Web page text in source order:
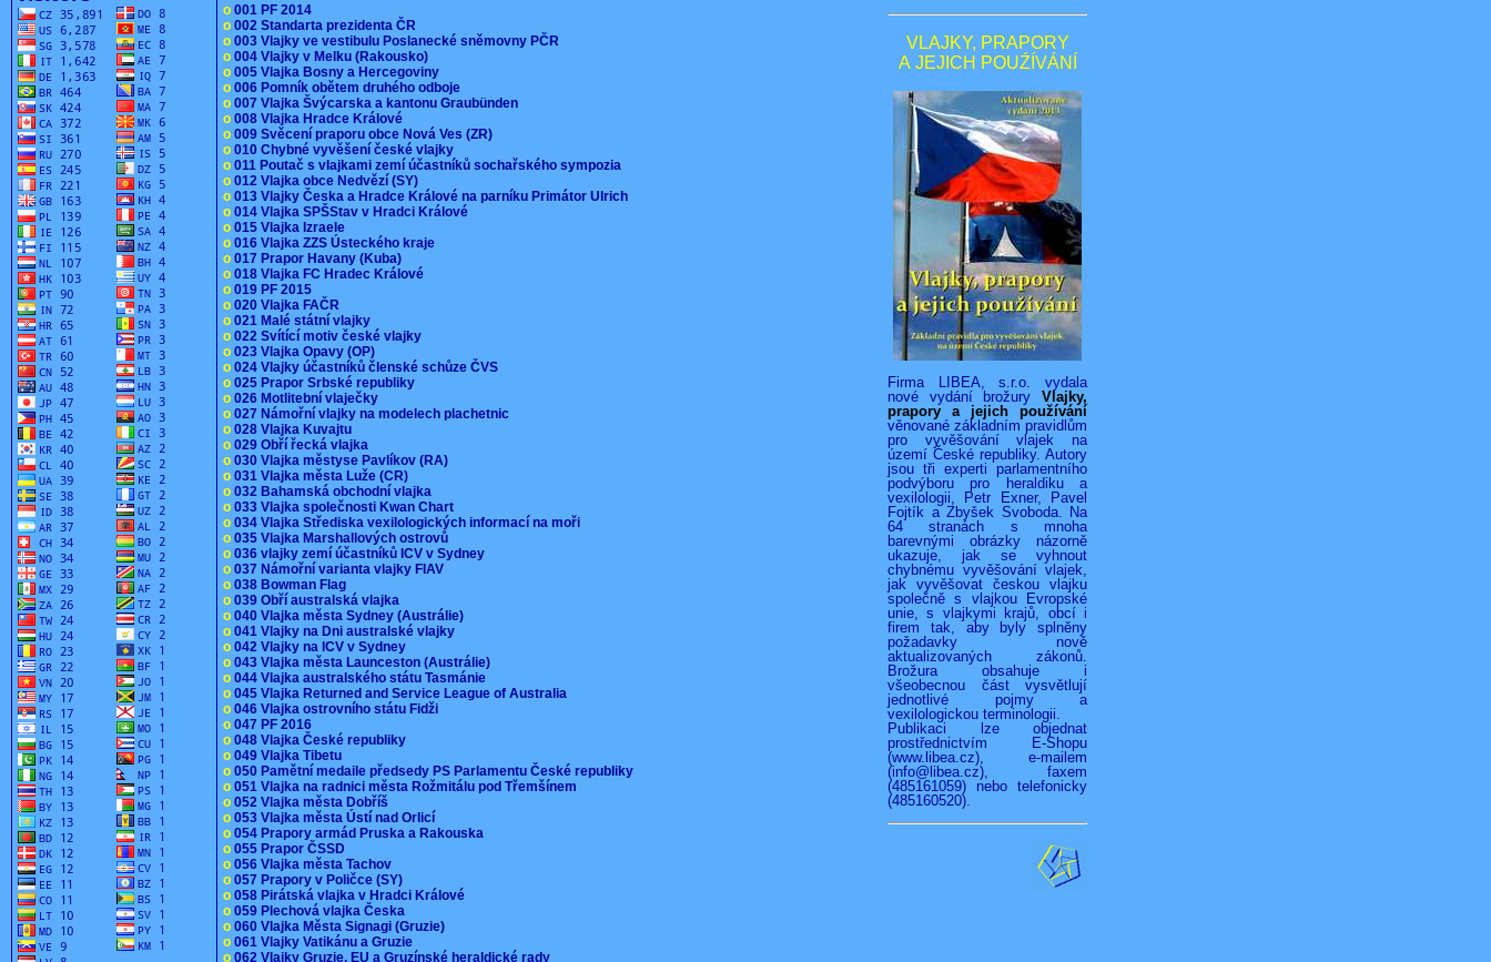
o 001 PF 2014
o 002 Standarta prezidenta ČR
o 003 Vlajky ve vestibulu Poslanecké sněmovny PČR
o 004 Vlajky v Melku (Rakousko)
o 005 Vlajka Bosny a Hercegoviny
o 006 Pomník obětem druhého odboje
o 007 Vlajka Švýcarska a kantonu Graubünden
o 008 Vlajka Hradce Králové
o 009 Svěcení praporu obce Nová Ves (ZR)
o 010 Chybné vyvěšení české vlajky
o 011 Poutač s vlajkami zemí účastníků sochařského sympozia
o 012 Vlajka obce Nedvězí (SY)
o 013 Vlajky Česka a Hradce Králové na parníku Primátor Ulrich
o 014 Vlajka SPŠStav v Hradci Králové
o 015 Vlajka Izraele
o 016 Vlajka ZZS Ústeckého kraje
o 017 Prapor Havany (Kuba)
o 018 Vlajka FC Hradec Králové
o 019 PF 2015
o 020 Vlajka FAČR
o 021 Malé státní vlajky
o 022 Svítící motiv české vlajky
o 023 Vlajka Opavy (OP)
o 024 Vlajky účastníků členské schůze ČVS
o 025 Prapor Srbské republiky
o 026 Motlitební vlaječky
o 027 Námořní vlajky na modelech plachetnic
o 028 Vlajka Kuvajtu
o 029 Obří řecká vlajka
o 030 Vlajka městyse Pavlíkov (RA)
o 031 Vlajka města Luže (CR)
o 032 Bahamská obchodní vlajka
o 033 Vlajka společnosti Kwan Chart
o 034 Vlajka Střediska vexilologických informací na moři
o 035 Vlajka Marshallových ostrovů
o 036 vlajky zemí účastníků ICV v Sydney
o 037 Námořní varianta vlajky FIAV
o 038 Bowman Flag
o 039 Obří australská vlajka
o 040 Vlajka města Sydney (Austrálie)
o 041 Vlajky na Dni australské vlajky
o 042 Vlajky na ICV v Sydney
o 043 Vlajka města Launceston (Austrálie)
o 044 Vlajka australského státu Tasmánie
o 045 Vlajka Returned and Service League of Australia
o 046 Vlajka ostrovního státu Fidži
o 047 PF 2016
o 048 Vlajka České republiky
o 049 Vlajka Tibetu
o 050 Pamětní medaile předsedy PS Parlamentu České republiky
o 051 Vlajka na radnici města Rožmitálu pod Třemšínem
o 052 Vlajka města Dobříš
o 053 Vlajka města Ústí nad Orlicí
o 054 Prapory armád Pruska a Rakouska
o 055 Prapor ČSSD
o 056 Vlajka města Tachov
o 057 Prapory v Poličce (SY)
o 058 Pirátská vlajka v Hradci Králové
o 059 Plechová vlajka Česka
o 060 Vlajka Města Signagi (Gruzie)
o 061 Vlajky Vatikánu a Gruzie
o 062 Vlajky Gruzie, EU a Gruzínské heraldické rady
VLAJKY, PRAPORY
A JEJICH POUŹÍVÁNÍ
Firma LIBEA, s.r.o. vydala
nové vydání brožury Vlajky,
prapory a jejich používání
věnované základním pravidlům
pro vyvěšování vlajek na
území České republiky. Autory
jsou tři experti parlamentního
podvýboru pro heraldiku a
vexilologii, Petr Exner, Pavel
Fojtík a Zbyšek Svoboda. Na
64 stranách s mnoha
barevnými obrázky názorně
ukazuje, jak se vyhnout
chybnému vyvěšování vlajek,
jak vyvěšovat českou vlajku
společně s vlajkou Evropské
unie, s vlajkymi krajů, obcí i
firem tak, aby byly splněny
požadavky nově
aktualizovaných zákonů.
Brožura obsahuje i
všeobecnou část vysvětlují
jednotlivé pojmy a
vexilologickou terminologii.
Publikaci lze objednat
prostřednictvím E-Shopu
(www.libea.cz), e-mailem
(info@libea.cz), faxem
(485161059) nebo telefonicky
(485160520).